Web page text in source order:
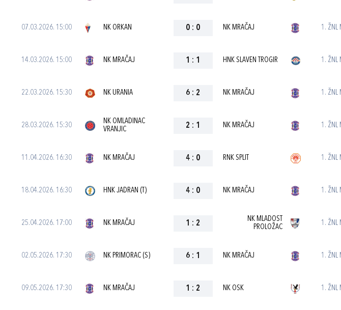
07.03.2026. 15:00 NK ORKAN 0 : 0 NK MRAČAJ 1. ŽNL
14.03.2026. 15:00 NK MRAČAJ 1 : 1 HNK SLAVEN TROGIR 1. ŽNL
22.03.2026. 15:30 NK URANIA 6 : 2 NK MRAČAJ 1. ŽNL
28.03.2026. 15:30
NK OMLADINAC
VRANJIC
2 : 1 NK MRAČAJ 1. ŽNL
11.04.2026. 16:30 NK MRAČAJ 4 : 0 RNK SPLIT 1. ŽNL
18.04.2026. 16:30 HNK JADRAN (T) 4 : 0 NK MRAČAJ 1. ŽNL
25.04.2026. 17:00 NK MRAČAJ 1 : 2
NK MLADOST
PROLOŽAC
1. ŽNL
02.05.2026. 17:30 NK PRIMORAC (S) 6 : 1 NK MRAČAJ 1. ŽNL
09.05.2026. 17:30 NK MRAČAJ 1 : 2 NK OSK 1. ŽNL